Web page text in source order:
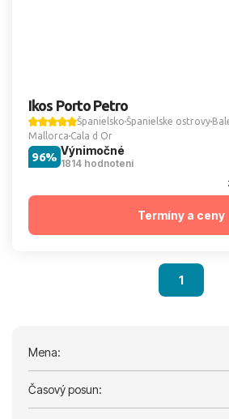
Ikos Porto Petro
Španielsko Španielske ostrovy
Mallorca Cala d Or
Výnimočné
1814 hodnotení
96%
Termíny a ceny
1
Mena:
Časový posun: